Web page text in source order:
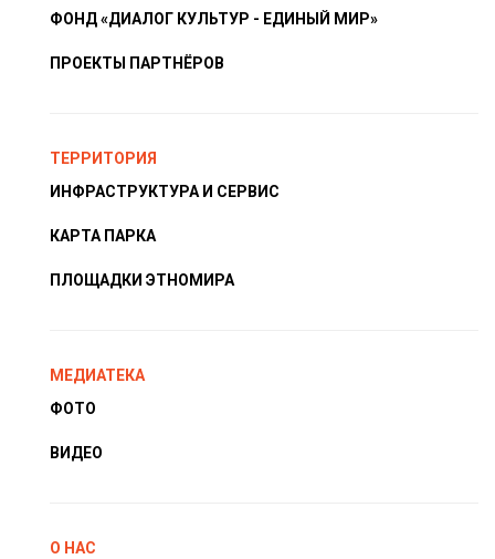
ФОНД «ДИАЛОГ КУЛЬТУР - ЕДИНЫЙ МИР»
ПРОЕКТЫ ПАРТНЁРОВ
ТЕРРИТОРИЯ
ИНФРАСТРУКТУРА И СЕРВИС
КАРТА ПАРКА
ПЛОЩАДКИ ЭТНОМИРА
МЕДИАТЕКА
ФОТО
ВИДЕО
О НАС